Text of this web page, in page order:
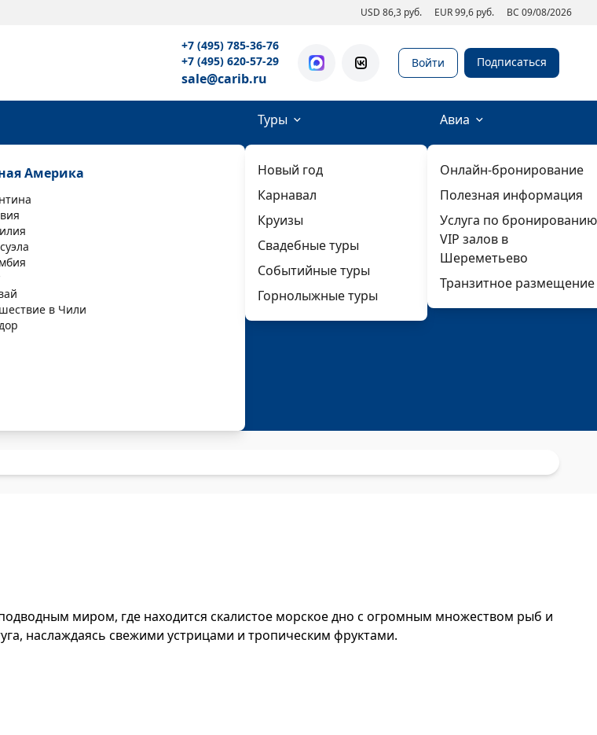
USD 86,3 руб. EUR 99,6 руб. ВС 09/08/2026
+7 (495) 785-36-76
+7 (495) 620-57-29
sale@carib.ru
Войти Подписаться
Америка
в Чили
Туры
Новый год
Карнавал
Круизы
Свадебные туры
Событийные туры
Горнолыжные туры
Авиа
Онлайн-бронирование
Полезная информация
Услуга по бронированию
VIP залов в
Шереметьево
Транзитное размещение
миром, где находится скалистое морское дно с огромным множеством рыб и
наслаждаясь свежими устрицами и тропическим фруктами.